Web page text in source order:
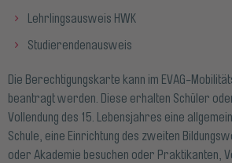
Lehrlingsausweis HWK
Studierendenausweis
Die Berechtigungskarte kann im EVAG-
beantragt werden. Diese erhalten Schüler
Vollendung des 15. Lebensjahres eine
Schule, eine Einrichtung des zweiten
oder Akademie besuchen oder Praktikanten,